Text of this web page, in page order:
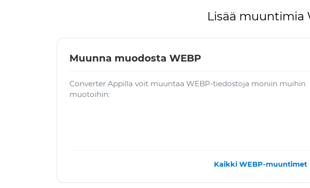
Lisää muuntimia
Muunna muodosta WEBP
Converter Appilla voit muuntaa WEBP-tiedostoja moniin muihin
muotoihin:
Kaikki WEBP-muuntimet